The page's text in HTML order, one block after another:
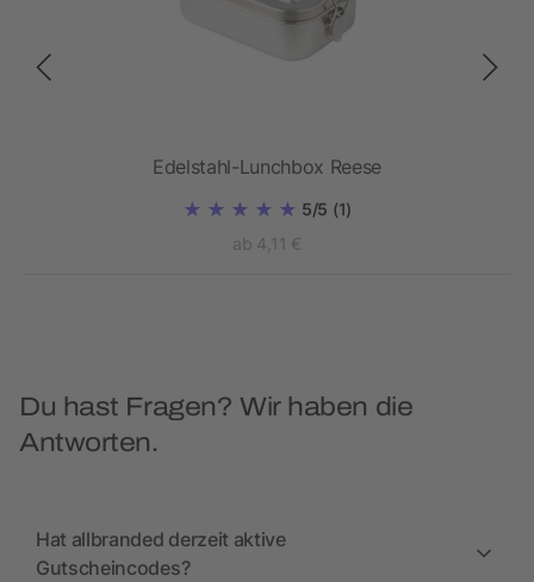
Edelstahl-Lunchbox Reese
5/5 (1)
ab 4,11 €
Du hast Fragen? Wir haben die
Antworten.
Hat allbranded derzeit aktive
Gutscheincodes?